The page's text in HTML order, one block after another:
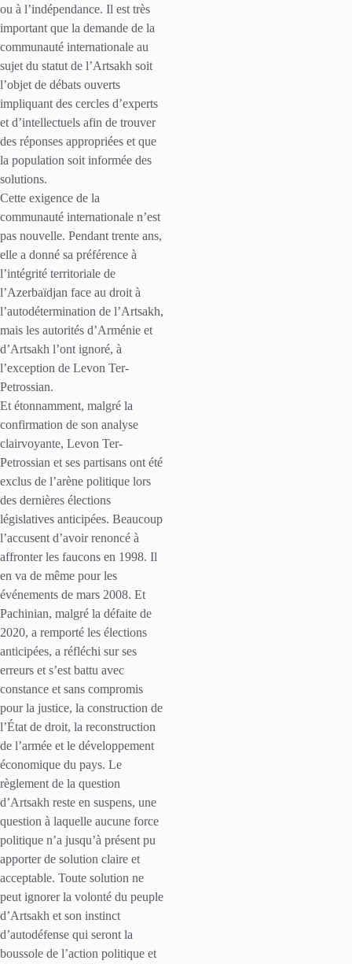
ou à l’indépendance. Il est très
important que la demande de la
communauté internationale au
sujet du statut de l’Artsakh soit
l’objet de débats ouverts
impliquant des cercles d’experts
et d’intellectuels afin de trouver
des réponses appropriées et que
la population soit informée des
solutions.
Cette exigence de la
communauté internationale n’est
pas nouvelle. Pendant trente ans,
elle a donné sa préférence à
l’intégrité territoriale de
l’Azerbaïdjan face au droit à
l’autodétermination de l’Artsakh,
mais les autorités d’Arménie et
d’Artsakh l’ont ignoré, à
l’exception de Levon Ter-
Petrossian.
Et étonnamment, malgré la
confirmation de son analyse
clairvoyante, Levon Ter-
Petrossian et ses partisans ont été
exclus de l’arène politique lors
des dernières élections
législatives anticipées. Beaucoup
l’accusent d’avoir renoncé à
affronter les faucons en 1998. Il
en va de même pour les
événements de mars 2008. Et
Pachinian, malgré la défaite de
2020, a remporté les élections
anticipées, a réfléchi sur ses
erreurs et s’est battu avec
constance et sans compromis
pour la justice, la construction de
l’État de droit, la reconstruction
de l’armée et le développement
économique du pays. Le
règlement de la question
d’Artsakh reste en suspens, une
question à laquelle aucune force
politique n’a jusqu’à présent pu
apporter de solution claire et
acceptable. Toute solution ne
peut ignorer la volonté du peuple
d’Artsakh et son instinct
d’autodéfense qui seront la
boussole de l’action politique et